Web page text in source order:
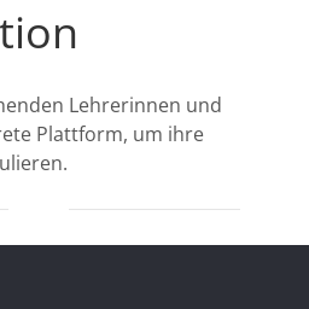
Lehrerinnen und
Plattform, um ihre